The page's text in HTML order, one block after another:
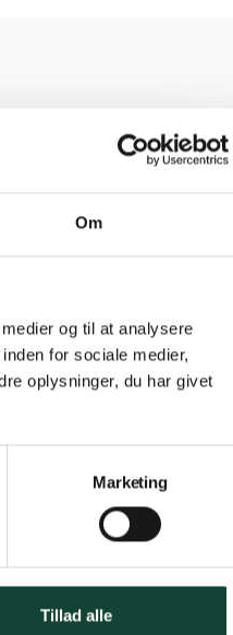
Om
og til at analysere
for sociale medier,
oplysninger, du har givet
Marketing
Tillad alle
8. maj 2026
Vindunor
sted!